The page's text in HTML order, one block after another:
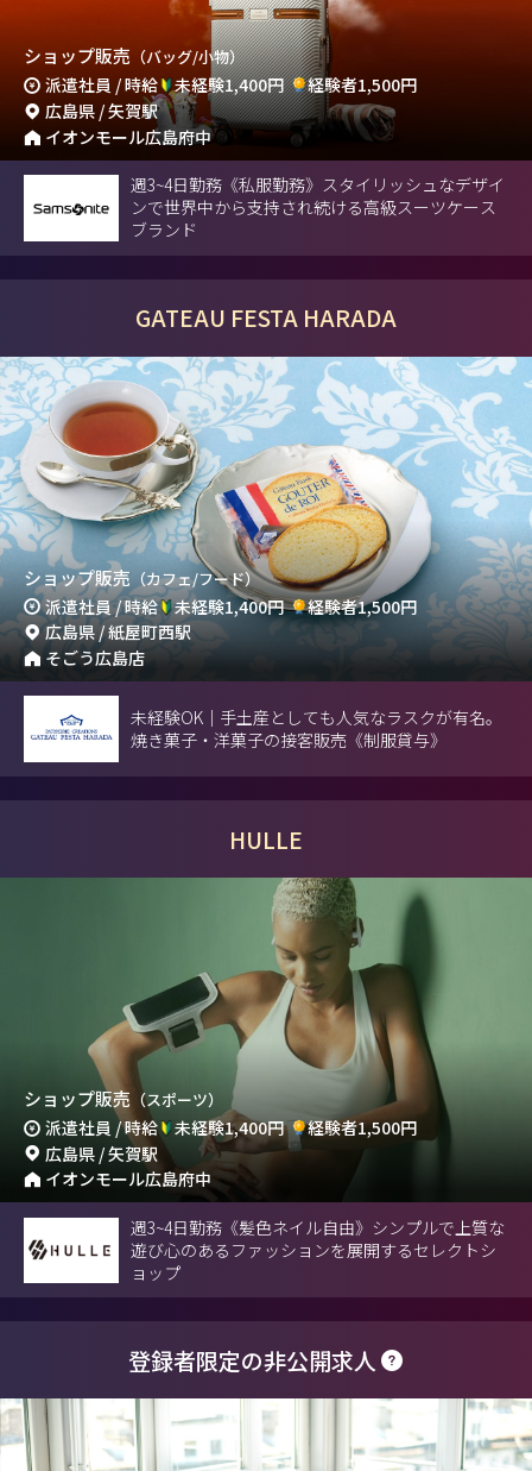
ショップ販売 （バッグ/小物）
派遣社員 / 時給 未経験1,400円
経験者1,500円
広島県 / 矢賀駅
イオンモール広島府中
週3~4日勤務《私服勤務》スタイリッシュなデザイ
ンで世界中から支持され続ける高級スーツケース
ブランド
GATEAU FESTA HARADA
ショップ販売 （カフェ/フード）
派遣社員 / 時給 未経験1,400円
経験者1,500円
広島県 / 紙屋町西駅
そごう広島店
未経験OK｜手土産としても人気なラスクが有名。
焼き菓子・洋菓子の接客販売《制服貸与》
HULLE
ショップ販売 （スポーツ）
派遣社員 / 時給 未経験1,400円
経験者1,500円
広島県 / 矢賀駅
イオンモール広島府中
週3~4日勤務《髪色ネイル自由》シンプルで上質な
遊び心のあるファッションを展開するセレクトシ
ョップ
登録者限定の非公開求人